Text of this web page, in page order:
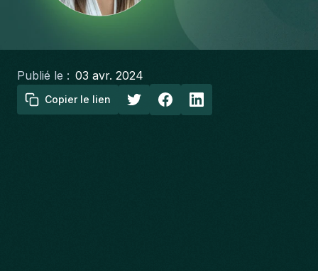
Publié le : 03 avr. 2024
Copier le lien